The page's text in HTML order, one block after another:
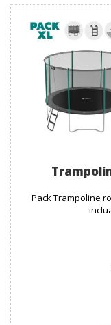
Pack Trampoline